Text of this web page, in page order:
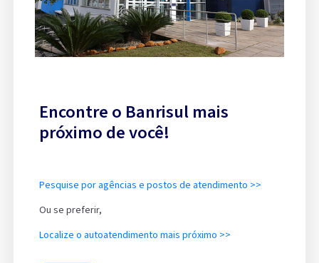
Encontre o Banrisul mais
próximo de você!
Pesquise por agências e postos de atendimento >>
Ou se preferir,
Localize o autoatendimento mais próximo >>